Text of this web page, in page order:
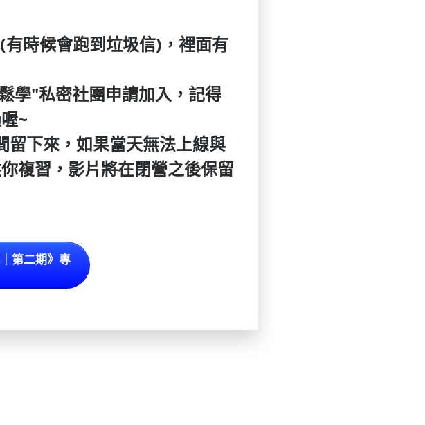
時候會跑到垃圾信)，裡面有
學"私密社團申請加入，記得
~
下來，如果當天無法上線與
複習，影片將在閉營之後保留
第二期》專